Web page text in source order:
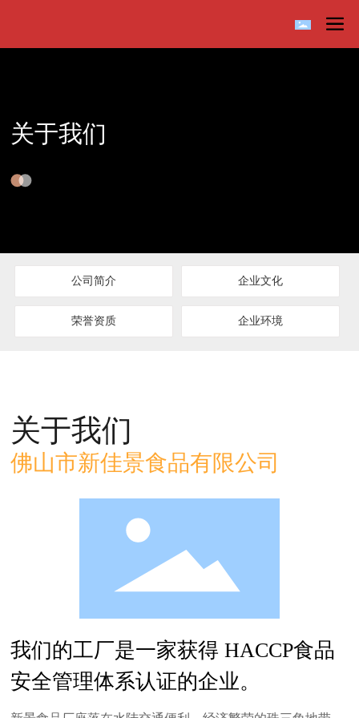
关于我们
公司简介 企业文化
荣誉资质 企业环境
关于我们
佛山市新佳景食品有限公司
我们的工厂是一家获得 HACCP食品
安全管理体系认证的企业。